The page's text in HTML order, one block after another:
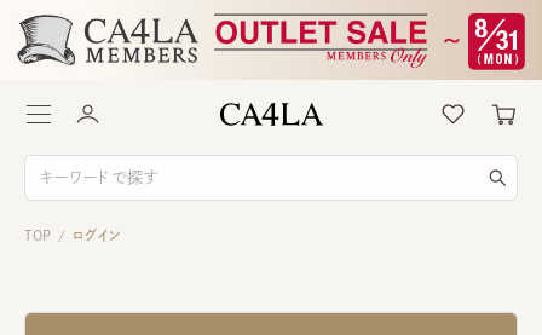
TOP / ログイン